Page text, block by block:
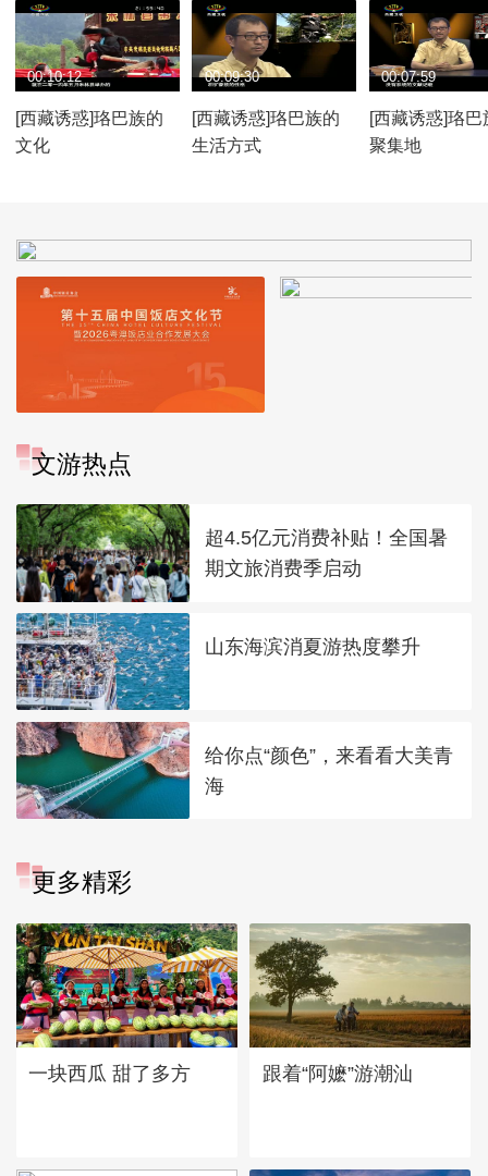
[西藏诱惑]珞巴族的
文化
00:10:12
[西藏诱惑]珞巴族的
生活方式
00:09:30
[西藏诱惑]珞巴
聚集地
00:07:59
文游热点
超4.5亿元消费补贴！全国暑
期文旅消费季启动
山东海滨消夏游热度攀升
给你点“颜色”，来看看大美青
海
更多精彩
一块西瓜 甜了多方 跟着“阿嬷”游潮汕